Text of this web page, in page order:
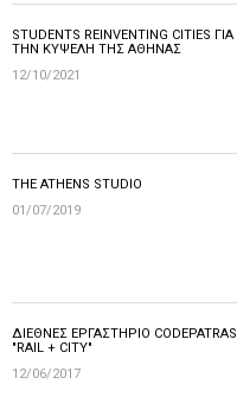
STUDENTS REINVENTING CITIES ΓΙΑ
ΤΗΝ ΚΥΨΕΛΗ ΤΗΣ ΑΘΗΝΑΣ
12/10/2021
THE ATHENS STUDIO
01/07/2019
ΔΙΕΘΝΕΣ ΕΡΓΑΣΤΗΡΙΟ CODEPATRAS
"RAIL + CITY"
12/06/2017